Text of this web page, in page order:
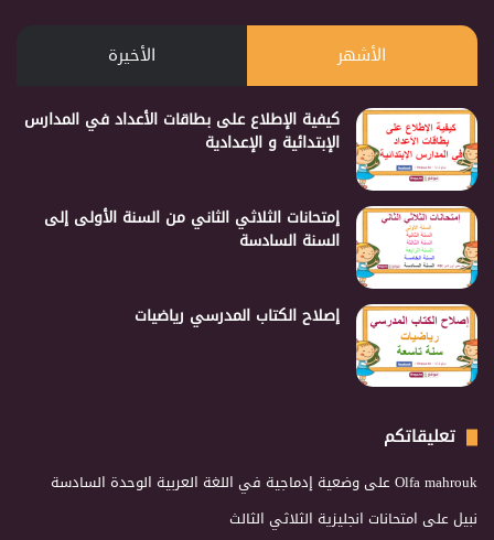
الأشهر الأخيرة
كيفية الإطلاع على بطاقات الأعداد في المدارس
الإبتدائية و الإعدادية
إمتحانات الثلاثي الثاني من السنة الأولى إلى
السنة السادسة
إصلاح الكتاب المدرسي رياضيات
تعليقاتكم
Olfa mahroukعلى وضعية إدماجية في اللغة العربية الوحدة السادسة
نبيلعلى امتحانات انجليزية الثلاثي الثالث